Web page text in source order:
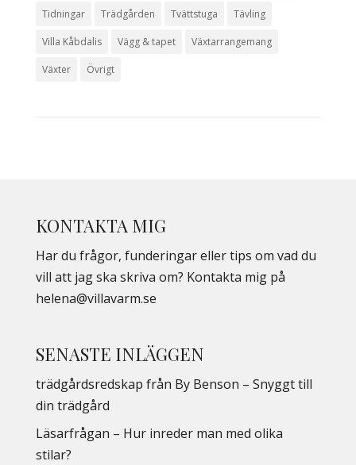
Tidningar Trädgården Tvättstuga Tävling
Villa Kåbdalis Vägg & tapet Växtarrangemang
Växter Övrigt
KONTAKTA MIG
Har du frågor, funderingar eller tips om vad du
vill att jag ska skriva om? Kontakta mig på
helena@villavarm.se
SENASTE INLÄGGEN
trädgårdsredskap från By Benson – Snyggt till
din trädgård
Läsarfrågan – Hur inreder man med olika
stilar?